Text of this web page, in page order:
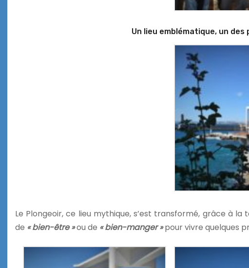
Un lieu emblématique, un des
Le Plongeoir, ce lieu mythique, s’est transformé, grâce à la
de « bien-être »ou de « bien-manger »pour vivre quelques